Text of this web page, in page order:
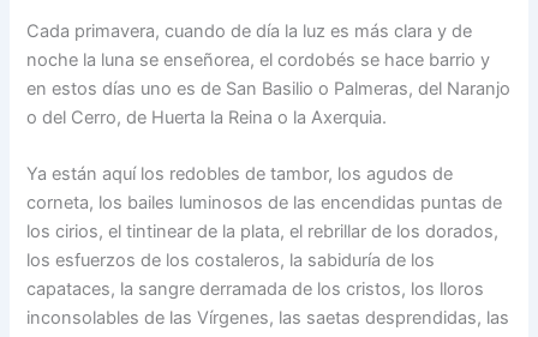
Cada primavera, cuando de día la luz es más clara y de
noche la luna se enseñorea, el cordobés se hace barrio y
en estos días uno es de San Basilio o Palmeras, del Naranjo
o del Cerro, de Huerta la Reina o la Axerquia.
Ya están aquí los redobles de tambor, los agudos de
corneta, los bailes luminosos de las encendidas puntas de
los cirios, el tintinear de la plata, el rebrillar de los dorados,
los esfuerzos de los costaleros, la sabiduría de los
capataces, la sangre derramada de los cristos, los lloros
inconsolables de las Vírgenes, las saetas desprendidas, las